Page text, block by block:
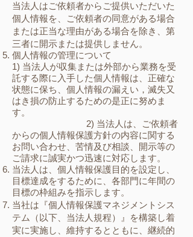
当法人はご依頼者からご提供いただいた
個人情報を、ご依頼者の同意がある場合
または正当な理由がある場合を除き、第
三者に開示または提供しません。
個人情報の管理について
1) 当法人が収集または外部から業務を受
託する際に入手した個人情報は、正確な
状態に保ち、個人情報の漏えい，滅失又
はき損の防止するための是正に努めま
す。
2) 当法人は、ご依頼者
からの個人情報保護方針の内容に関する
お問い合わせ、苦情及び相談、開示等の
ご請求に誠実かつ迅速に対応します。
当法人は、個人情報保護目的を設定し、
目標達成をするために、各部門に年間の
目標の枠組みを指示します。
当社は『個人情報保護マネジメントシス
テム（以下、当法人規程）』を構築し着
実に実施し、維持するとともに、継続的